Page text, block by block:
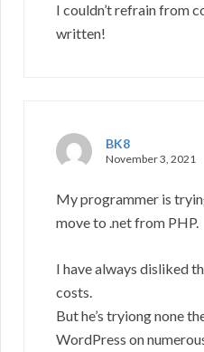
I couldn’t refrain from
written!
BK8
November 3, 2021
My programmer is
move to .net from PHP.
I have always disliked
costs.
But he’s tryiong none
WordPress on